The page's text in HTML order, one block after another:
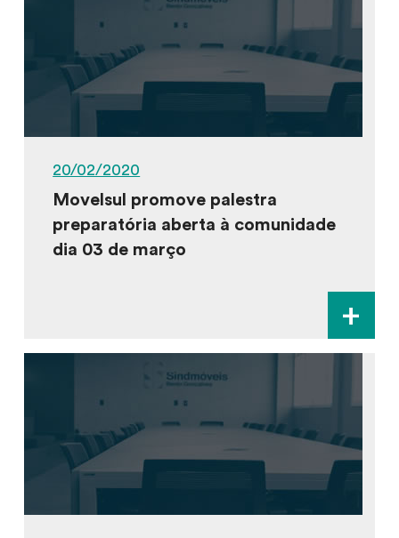
20/02/2020
Movelsul promove palestra
preparatória aberta à comunidade
dia 03 de março
+